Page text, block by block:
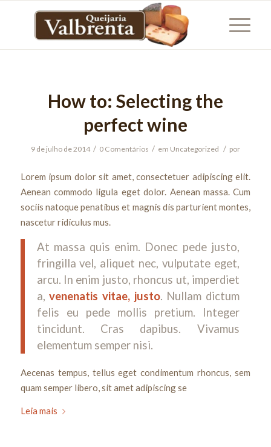
How to: Selecting the
perfect wine
9 de julho de 2014 / 0 Comentários / em Uncategorized / por
Lorem ipsum dolor sit amet, consectetuer adipiscing elit.
Aenean commodo ligula eget dolor. Aenean massa. Cum
sociis natoque penatibus et magnis dis parturient montes,
nascetur ridiculus mus.
At massa quis enim. Donec pede justo,
fringilla vel, aliquet nec, vulputate eget,
arcu. In enim justo, rhoncus ut, imperdiet
a,venenatis vitae, justo. Nullam dictum
felis eu pede mollis pretium. Integer
tincidunt. Cras dapibus. Vivamus
elementum semper nisi.
Aecenas tempus, tellus eget condimentum rhoncus, sem
quam semper libero, sit amet adipiscing se
Leia mais